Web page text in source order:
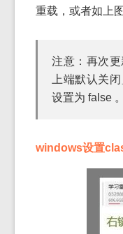
重载，或者如上
注意：再次
上端默认关
设置为 false 。
windows设置